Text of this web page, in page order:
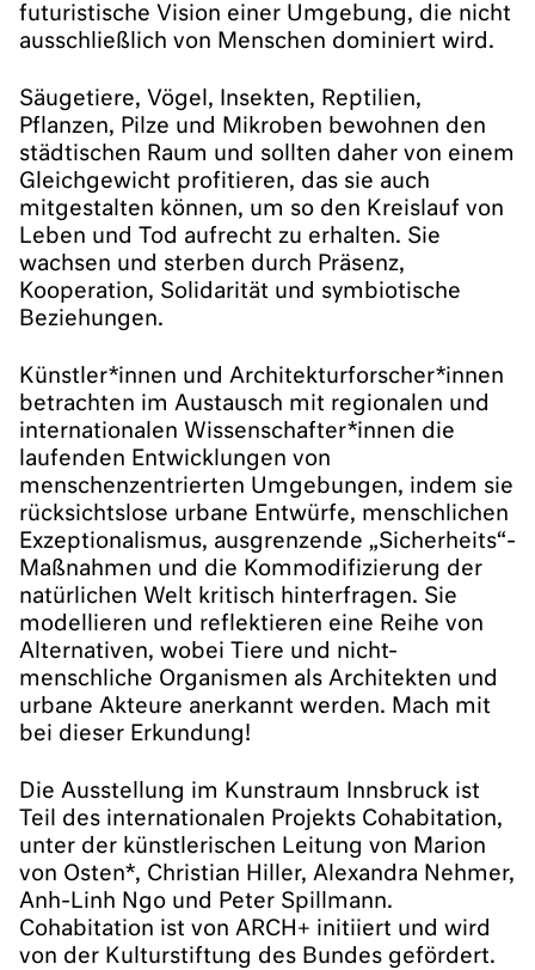
futuristische Vision einer Umgebung, die nicht
ausschließlich von Menschen dominiert wird.
Säugetiere, Vögel, Insekten, Reptilien,
Pflanzen, Pilze und Mikroben bewohnen den
städtischen Raum und sollten daher von einem
Gleichgewicht profitieren, das sie auch
mitgestalten können, um so den Kreislauf von
Leben und Tod aufrecht zu erhalten. Sie
wachsen und sterben durch Präsenz,
Kooperation, Solidarität und symbiotische
Beziehungen.
Künstler*innen und Architekturforscher*innen
betrachten im Austausch mit regionalen und
internationalen Wissenschafter*innen die
laufenden Entwicklungen von
menschenzentrierten Umgebungen, indem sie
rücksichtslose urbane Entwürfe, menschlichen
Exzeptionalismus, ausgrenzende „Sicherheits“-
Maßnahmen und die Kommodifizierung der
natürlichen Welt kritisch hinterfragen. Sie
modellieren und reflektieren eine Reihe von
Alternativen, wobei Tiere und nicht-
menschliche Organismen als Architekten und
urbane Akteure anerkannt werden. Mach mit
bei dieser Erkundung!
Die Ausstellung im Kunstraum Innsbruck ist
Teil des internationalen Projekts Cohabitation,
unter der künstlerischen Leitung von Marion
von Osten*, Christian Hiller, Alexandra Nehmer,
Anh-Linh Ngo und Peter Spillmann.
Cohabitation ist von ARCH+ initiiert und wird
von der Kulturstiftung des Bundes gefördert.